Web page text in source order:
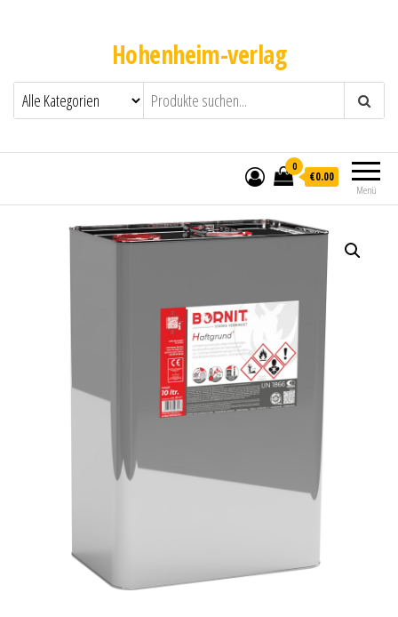
Hohenheim-verlag
Menü
0
€0.00